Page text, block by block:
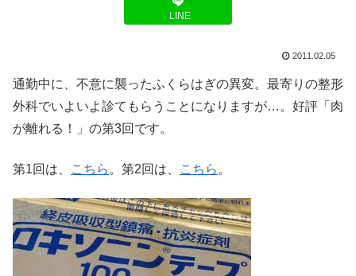
LINE
2011.02.05
通勤中に、不意に襲ったふくらはぎの異変。最寄りの整形
外科でいよいよ診てもらうことになりますが…。好評「肉
が離れる！」の第3回です。
第1回は、 こちら 。第2回は、 こちら 。